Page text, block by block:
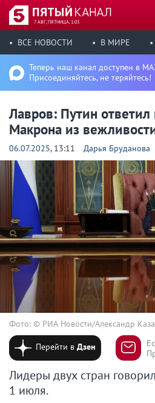
7 АВГ, ПЯТНИЦА, 1:03
ВСЕ НОВОСТИ В МИРЕ
Теперь наш канал доступен в
Присоединяйтесь, не теряйтесь!
Лавров: Путин ответил
Макрона из
06.07.2025, 13:11 Дарья Бруданова
Фото: © РИА Новости/Александр
Перейти вДзен
Лидеры двух стран
1 июля.